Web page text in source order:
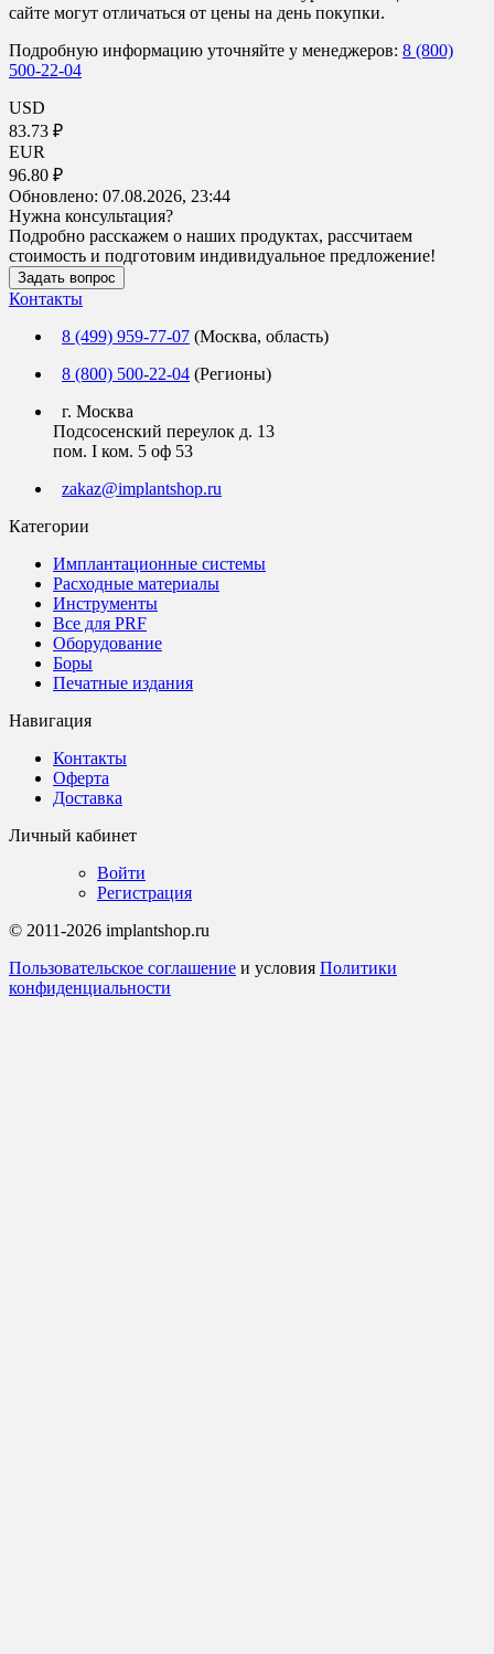
сайте могут отличаться от цены на день покупки.
Подробную информацию уточняйте у менеджеров: 8 (800)
500-22-04
USD
83.73 ₽
EUR
96.80 ₽
Обновлено: 07.08.2026, 23:44
Нужна консультация?
Подробно расскажем о наших продуктах, рассчитаем
стоимость и подготовим индивидуальное предложение!
Задать вопрос
Контакты
8 (499) 959-77-07 (Москва, область)
8 (800) 500-22-04 (Регионы)
г. Москва
Подсосенский переулок д. 13
пом. I ком. 5 оф 53
zakaz@implantshop.ru
Категории
Имплантационные системы
Расходные материалы
Инструменты
Все для PRF
Оборудование
Боры
Печатные издания
Навигация
Контакты
Оферта
Доставка
Личный кабинет
Войти
Регистрация
© 2011-2026 implantshop.ru
Пользовательское соглашение и условия Политики
конфиденциальности